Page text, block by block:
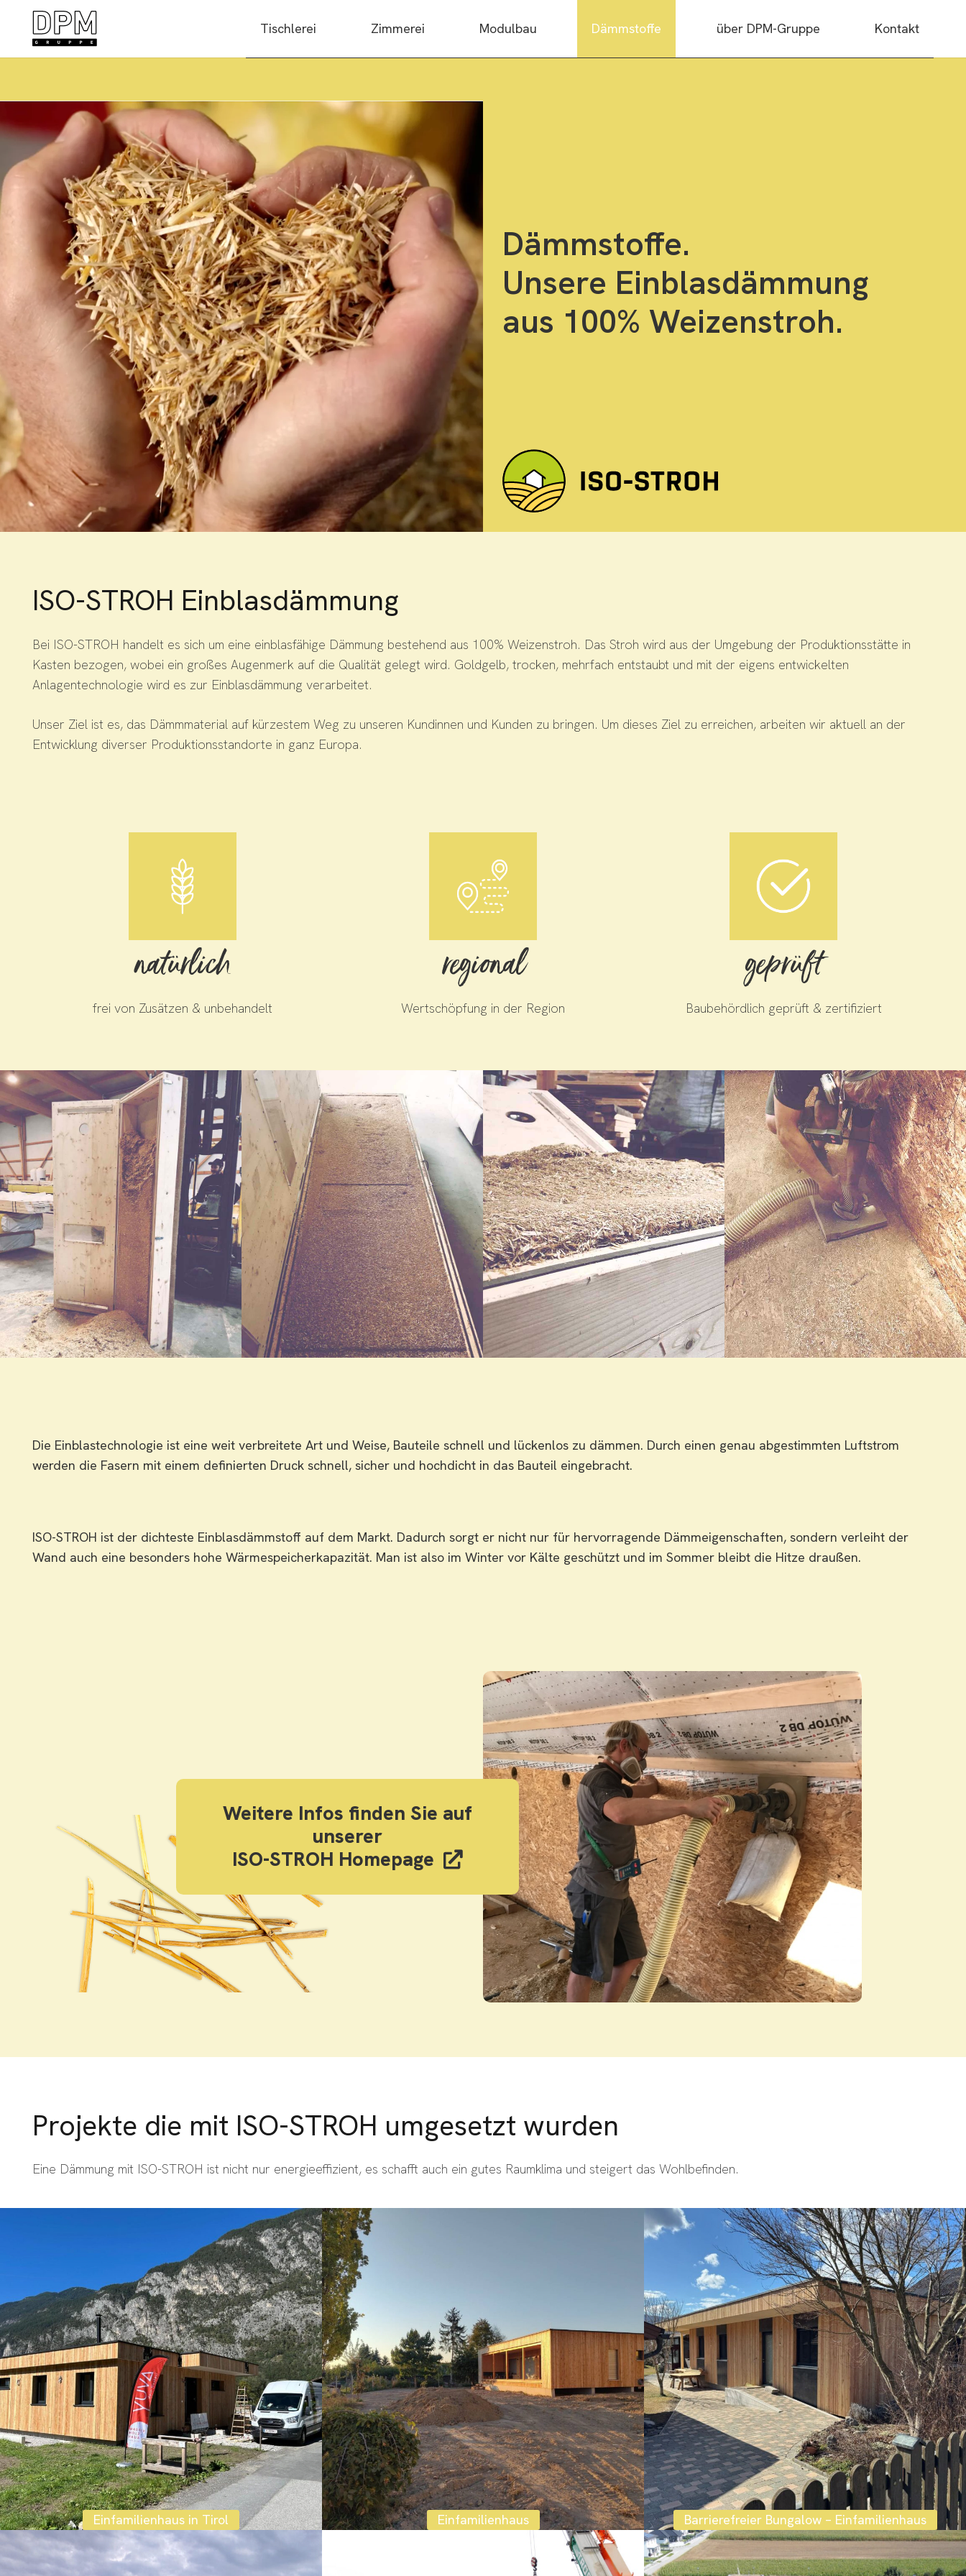
Tischlerei Zimmerei Modulbau Dämmstoffe über DPM-Gruppe Kontakt
Dämmstoffe.
Unsere Einblasdämmung
aus 100% Weizenstroh.
ISO-STROH Einblasdämmung
Bei ISO-STROH handelt es sich um eine einblasfähige Dämmung bestehend aus 100% Weizenstroh. Das Stroh wird aus der Umgebung der Produktionsstätte in
Kasten bezogen, wobei ein großes Augenmerk auf die Qualität gelegt wird. Goldgelb, trocken, mehrfach entstaubt und mit der eigens entwickelten
Anlagentechnologie wird es zur Einblasdämmung verarbeitet.
Unser Ziel ist es, das Dämmmaterial auf kürzestem Weg zu unseren Kundinnen und Kunden zu bringen. Um dieses Ziel zu erreichen, arbeiten wir aktuell an der
Entwicklung diverser Produktionsstandorte in ganz Europa.
natürlich
frei von Zusätzen & unbehandelt
regional
Wertschöpfung in der Region
geprüft
Baubehördlich geprüft & zertifiziert
Die Einblastechnologie ist eine weit verbreitete Art und Weise, Bauteile schnell und lückenlos zu dämmen. Durch einen genau abgestimmten Luftstrom
werden die Fasern mit einem definierten Druck schnell, sicher und hochdicht in das Bauteil eingebracht.
ISO-STROH ist der dichteste Einblasdämmstoff auf dem Markt. Dadurch sorgt er nicht nur für hervorragende Dämmeigenschaften, sondern verleiht der
Wand auch eine besonders hohe Wärmespeicherkapazität. Man ist also im Winter vor Kälte geschützt und im Sommer bleibt die Hitze draußen.
Weitere Infos finden Sie auf
unserer
ISO-STROH Homepage
Projekte die mit ISO-STROH umgesetzt wurden
Eine Dämmung mit ISO-STROH ist nicht nur energieeffizient, es schafft auch ein gutes Raumklima und steigert das Wohlbefinden.
Einfamilienhaus in Tirol Einfamilienhaus Barrierefreier Bungalow – Einfamilienhaus